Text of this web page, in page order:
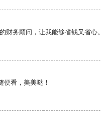
财务顾问，让我能够省钱又省心。
便看，美美哒！